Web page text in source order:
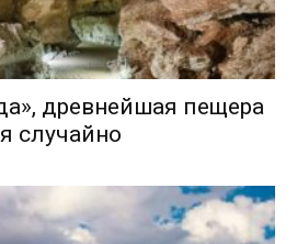
древнейшая пещера
случайно